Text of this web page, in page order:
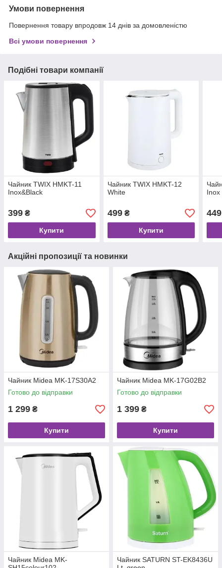
Умови повернення
Повернення товару впродовж 14 днів за домовленістю
Всі умови повернення
Подібні товари компанії
Чайник TWIX HMKT-11
Inox&Black
399 ₴
Купити
Чайник TWIX HMKT-12
White
499₴
Купити
Inox
449
Акційні пропозиції та новинки
Чайник Midea MK-17S30A2
Готово до відправки
1 299 ₴
Купити
Чайник Midea MK-17G02B2
Готово до відправки
1 399 ₴
Купити
Чайник Midea MK-
Чайник SATURN ST-EK8436U